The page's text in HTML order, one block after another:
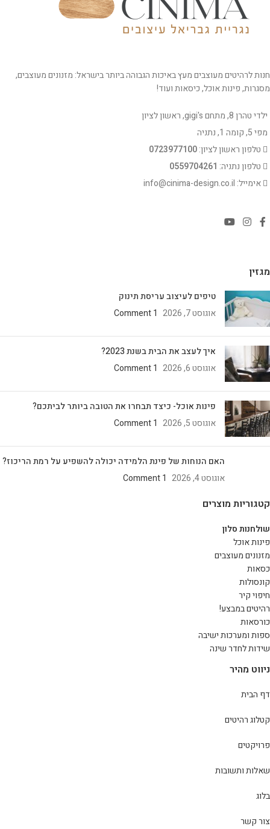
חנות לרהיטים מעוצבים מעץ באיכות הגבוהה ביותר בישראל: מזנונים מעוצבים,
מסגרות, פינות אוכל, כיסאות ועוד!
ילדי טהרן 8, מתחם gigi's, ראשון לציון
מפי 5, קומה 1, נתניה
טלפון ראשון לציון:0723977100
טלפון נתניה: 0559704261
אימייל: info@cinima-design.co.il
מגזין
טיפים לעיצוב עריסת תינוק
אוגוסט 7, 2026
1 Comment
איך לעצב את הבית בשנת 2023?
אוגוסט 6, 2026
1 Comment
פינות אוכל- כיצד תבחרו את הטובה ביותר לביתכם?
אוגוסט 5, 2026
1 Comment
האם הנוחות של פינת הלמידה יכולה להשפיע על רמת הריכוז?
אוגוסט 4, 2026
1 Comment
קטגוריות מוצרים
שולחנות סלון
פינות אוכל
מזנונים מעוצבים
כסאות
קונסולות
חיפוי קיר
רהיטים במבצע!
כורסאות
ספות ומערכות ישיבה
שידות לחדר שינה
ניווט מהיר
דף הבית
קטלוג רהיטים
פרויקטים
שאלות ותשובות
בלוג
צור קשר